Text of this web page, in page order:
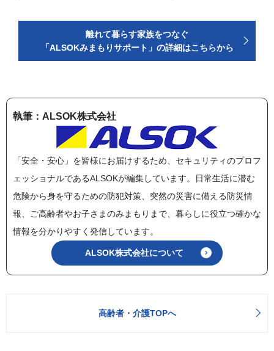
離れて暮らす家族をつなぐ
「ALSOKみまもりサポート」の詳細はこちらから
執筆：ALSOK株式会社
「安全・安心」を皆様にお届けするため、セキュリティのプロフ
ェッショナルであるALSOKが編集しています。日常生活に潜む
危険から身を守るための防犯対策、突然の災害に備える防災情
報、ご高齢者やお子さまのみまもりまで、暮らしに役立つ確かな
情報を分かりやすく発信しています。
ALSOK株式会社について
高齢者・介護TOPへ